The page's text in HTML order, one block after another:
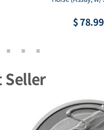
$ 83.67
Seller